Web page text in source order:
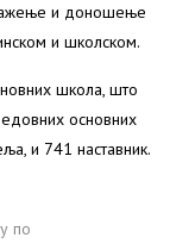
и доношење
и школском.
школа, што
основних
и 741 наставник.
по